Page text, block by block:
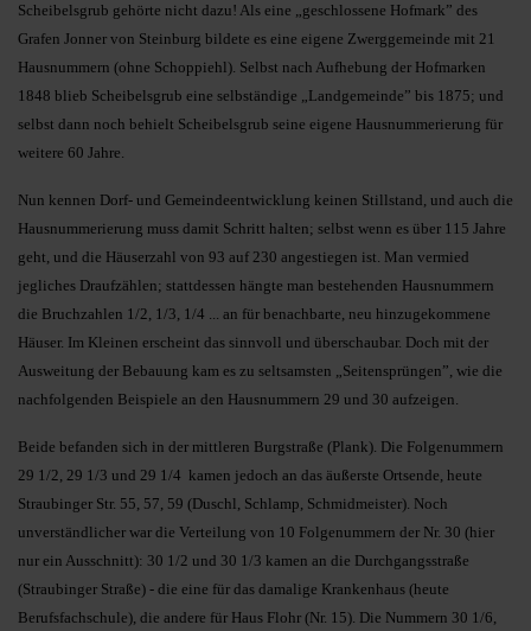
Scheibelsgrub gehörte nicht dazu! Als eine „geschlossene Hofmark” des
Grafen Jonner von Steinburg bildete es eine eigene Zwerggemeinde mit 21
Hausnummern (ohne Schoppiehl). Selbst nach Aufhebung der Hofmarken
1848 blieb Scheibelsgrub eine selbständige „Landgemeinde” bis 1875; und
selbst dann noch behielt Scheibelsgrub seine eigene Hausnummerierung für
weitere 60 Jahre.
Nun kennen Dorf- und Gemeindeentwicklung keinen Stillstand, und auch die
Hausnummerierung muss damit Schritt halten; selbst wenn es über 115 Jahre
geht, und die Häuserzahl von 93 auf 230 angestiegen ist. Man vermied
jegliches Draufzählen; stattdessen hängte man bestehenden Hausnummern
die Bruchzahlen 1/2, 1/3, 1/4 ... an für benachbarte, neu hinzugekommene
Häuser. Im Kleinen erscheint das sinnvoll und überschaubar. Doch mit der
Ausweitung der Bebauung kam es zu seltsamsten „Seitensprüngen”, wie die
nachfolgenden Beispiele an den Hausnummern 29 und 30 aufzeigen.
Beide befanden sich in der mittleren Burgstraße (Plank). Die Folgenummern
29 1/2, 29 1/3 und 29 1/4 kamen jedoch an das äußerste Ortsende, heute
Straubinger Str. 55, 57, 59 (Duschl, Schlamp, Schmidmeister). Noch
unverständlicher war die Verteilung von 10 Folgenummern der Nr. 30 (hier
nur ein Ausschnitt): 30 1/2 und 30 1/3 kamen an die Durchgangsstraße
(Straubinger Straße) - die eine für das damalige Krankenhaus (heute
Berufsfachschule), die andere für Haus Flohr (Nr. 15). Die Nummern 30 1/6,